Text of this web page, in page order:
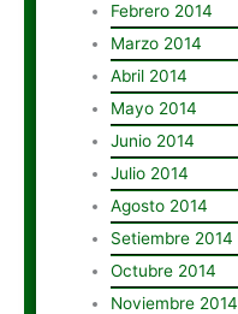
Febrero 2014
Marzo 2014
Abril 2014
Mayo 2014
Junio 2014
Julio 2014
Agosto 2014
Setiembre 2014
Octubre 2014
Noviembre 2014